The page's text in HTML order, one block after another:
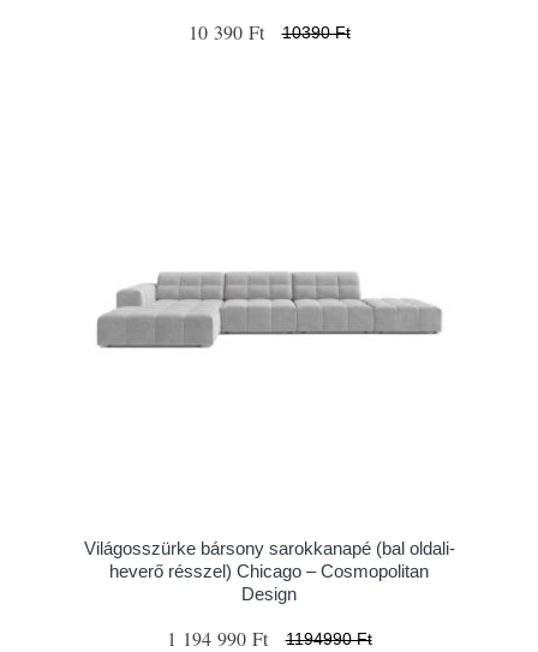
10 390 Ft 10390 Ft
Világosszürke bársony sarokkanapé (bal oldali-
heverő résszel) Chicago – Cosmopolitan
Design
1 194 990 Ft 1194990 Ft